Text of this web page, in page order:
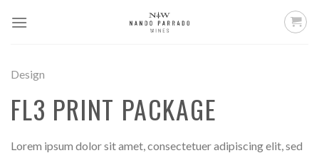
Design
FL3 PRINT PACKAGE
Lorem ipsum dolor sit amet, consectetuer adipiscing elit, sed